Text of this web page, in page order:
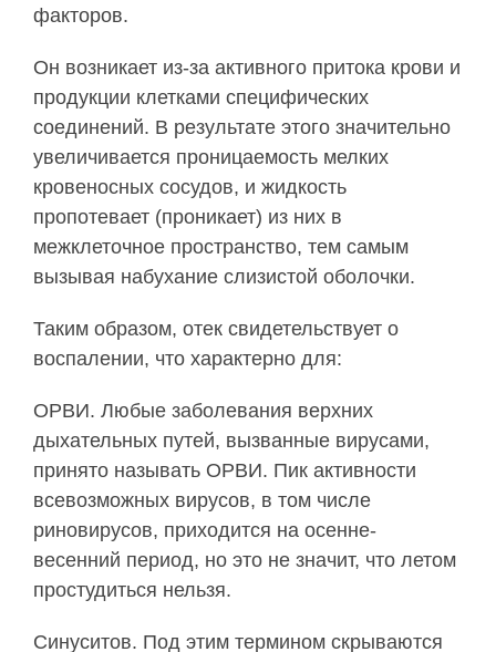
факторов.
Он возникает из-за активного притока крови и
продукции клетками специфических
соединений. В результате этого значительно
увеличивается проницаемость мелких
кровеносных сосудов, и жидкость
пропотевает (проникает) из них в
межклеточное пространство, тем самым
вызывая набухание слизистой оболочки.
Таким образом, отек свидетельствует о
воспалении, что характерно для:
ОРВИ. Любые заболевания верхних
дыхательных путей, вызванные вирусами,
принято называть ОРВИ. Пик активности
всевозможных вирусов, в том числе
риновирусов, приходится на осенне-
весенний период, но это не значит, что летом
простудиться нельзя.
Синуситов. Под этим термином скрываются